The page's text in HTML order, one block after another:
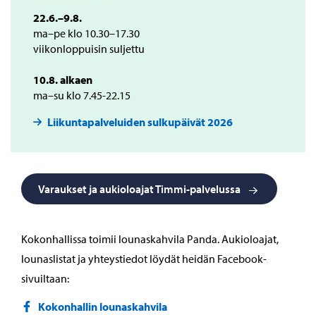
22.6.–9.8.
ma–pe klo 10.30–17.30
viikonloppuisin suljettu
10.8. alkaen
ma–su klo 7.45-22.15
Liikuntapalveluiden sulkupäivät 2026
Varaukset ja aukioloajat Timmi-palvelussa
Kokonhallissa toimii lounaskahvila Panda. Aukioloajat,
lounaslistat ja yhteystiedot löydät heidän Facebook-
sivuiltaan:
Kokonhallin lounaskahvila